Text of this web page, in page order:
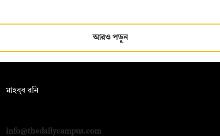
আরও পড়ুন
মাহবুব রনি
info@thedailycampus.com